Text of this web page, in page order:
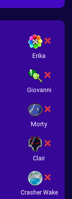
Erika
Giovanni
Morty
Clair
Crasher Wake